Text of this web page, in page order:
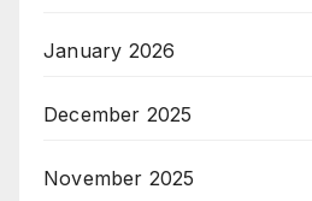
January 2026
December 2025
November 2025